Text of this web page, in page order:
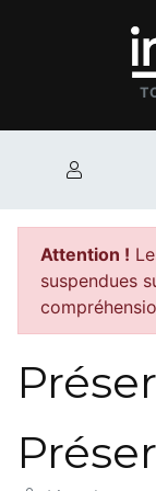
Mon
Attention !
suspendues